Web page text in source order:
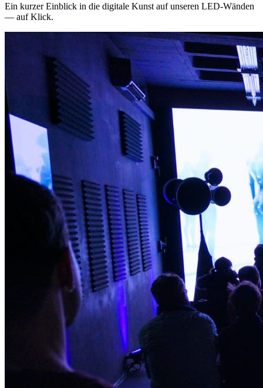
Ein kurzer Einblick in die digitale Kunst auf unseren LED-Wänden
— auf Klick.